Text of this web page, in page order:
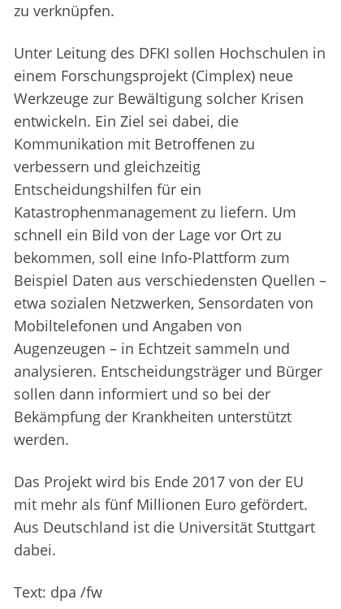
zu verknüpfen.
Unter Leitung des DFKI sollen Hochschulen in
einem Forschungsprojekt (Cimplex) neue
Werkzeuge zur Bewältigung solcher Krisen
entwickeln. Ein Ziel sei dabei, die
Kommunikation mit Betroffenen zu
verbessern und gleichzeitig
Entscheidungshilfen für ein
Katastrophenmanagement zu liefern. Um
schnell ein Bild von der Lage vor Ort zu
bekommen, soll eine Info-Plattform zum
Beispiel Daten aus verschiedensten Quellen –
etwa sozialen Netzwerken, Sensordaten von
Mobiltelefonen und Angaben von
Augenzeugen – in Echtzeit sammeln und
analysieren. Entscheidungsträger und Bürger
sollen dann informiert und so bei der
Bekämpfung der Krankheiten unterstützt
werden.
Das Projekt wird bis Ende 2017 von der EU
mit mehr als fünf Millionen Euro gefördert.
Aus Deutschland ist die Universität Stuttgart
dabei.
Text: dpa /fw